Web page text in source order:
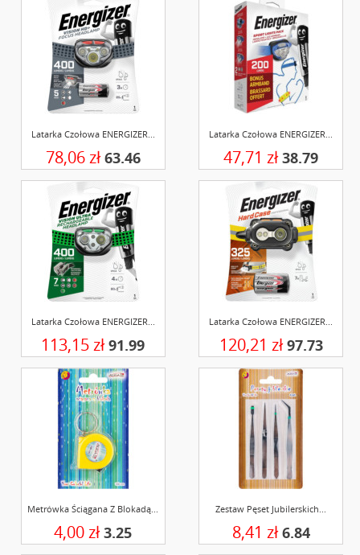
Latarka Czołowa ENERGIZER...
78,06 zł 63.46
Latarka Czołowa ENERGIZER...
47,71 zł 38.79
Latarka Czołowa ENERGIZER...
113,15 zł 91.99
Latarka Czołowa ENERGIZER...
120,21 zł 97.73
Metrówka Ściągana Z Blokadą...
4,00 zł 3.25
Zestaw Pęset Jubilerskich...
8,41 zł 6.84